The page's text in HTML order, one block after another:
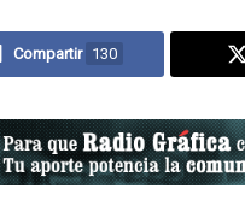
Compartir 130